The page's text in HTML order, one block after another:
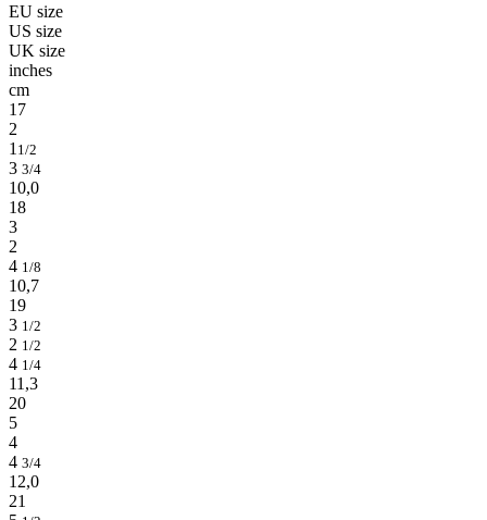
EU size
US size
UK size
inches
cm
17
2
1 1/2
3 3/4
10,0
18
3
2
4 1/8
10,7
19
3 1/2
2 1/2
4 1/4
11,3
20
5
4
4 3/4
12,0
21